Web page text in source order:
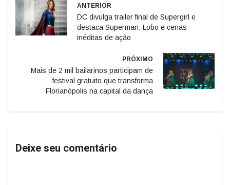
ANTERIOR
DC divulga trailer final de Supergirl e
destaca Superman, Lobo e cenas
inéditas de ação
PRÓXIMO
Mais de 2 mil bailarinos participam de
festival gratuito que transforma
Florianópolis na capital da dança
Deixe seu comentário